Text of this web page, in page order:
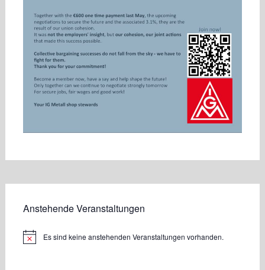
Anstehende Veranstaltungen
HinweisEs sind keine anstehenden Veranstaltungen vorhanden.